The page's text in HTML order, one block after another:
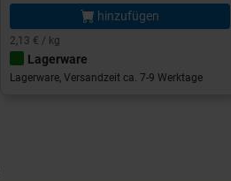
hinzufügen
2,13 € / kg
Lagerware
Lagerware, Versandzeit ca. 7-9 Werktage